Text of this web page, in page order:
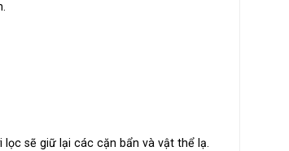
sẽ giữ lại các cặn bẩn và vật thể lạ.